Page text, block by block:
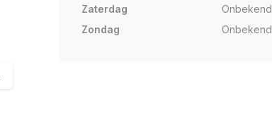
Zaterdag
Onbekend
Zondag
Onbekend